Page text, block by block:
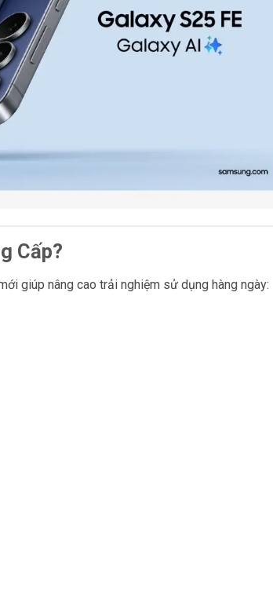
Cấp?
giúp nâng cao trải nghiệm sử dụng hàng ngày: